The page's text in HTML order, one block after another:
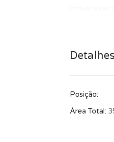
Detalhes
Posição:
Área Total: